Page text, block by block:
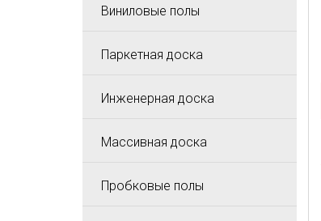
Виниловые полы
Паркетная доска
Инженерная доска
Массивная доска
Пробковые полы